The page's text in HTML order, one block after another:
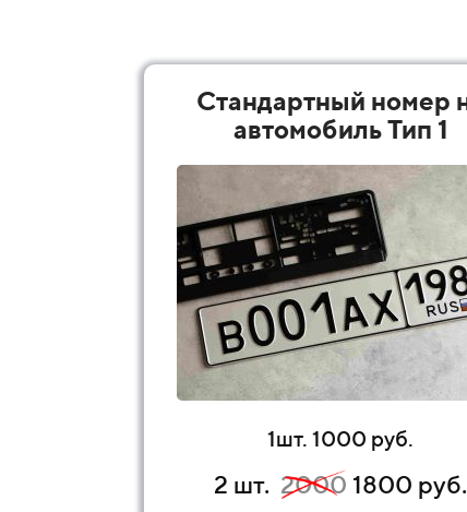
Стандартный номер
автомобиль Тип 1
1шт. 1000 руб.
2 шт. 2000 1800 руб.